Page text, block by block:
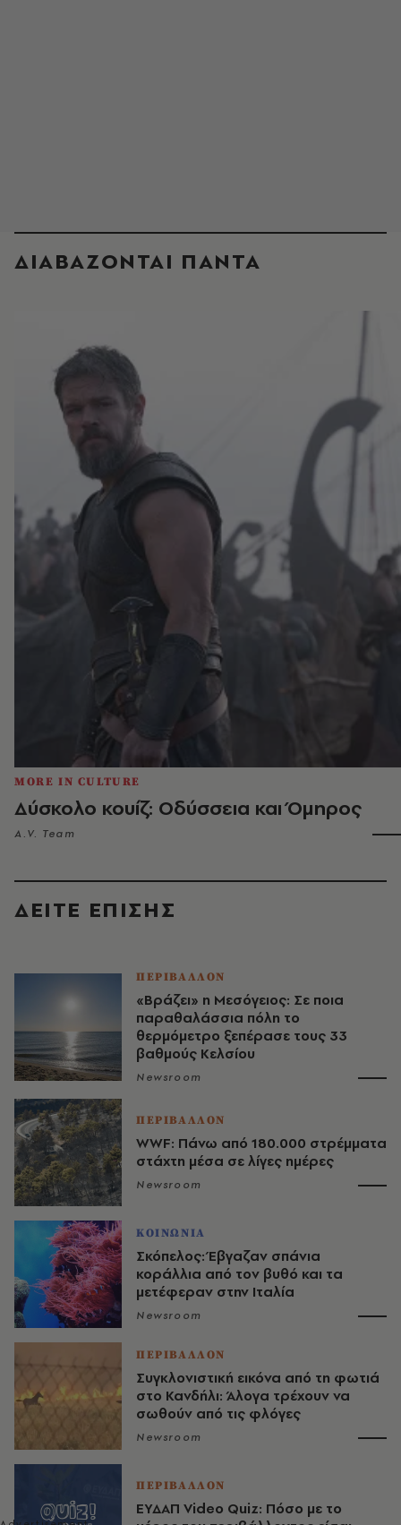
ΔΙΑΒΑΖΟΝΤΑΙ ΠΑΝΤΑ
MORE IN CULTURE
Δύσκολο κουίζ: Οδύσσεια και Όμηρος
A.V. Team
ΔΕΙΤΕ ΕΠΙΣΗΣ
ΠΕΡΙΒΑΛΛΟΝ
«Βράζει» η Μεσόγειος: Σε ποια
παραθαλάσσια πόλη το
θερμόμετρο ξεπέρασε τους 33
βαθμούς Κελσίου
Newsroom
ΠΕΡΙΒΑΛΛΟΝ
WWF: Πάνω από 180.000 στρέμματα
στάχτη μέσα σε λίγες ημέρες
Newsroom
ΚΟΙΝΩΝΙΑ
Σκόπελος: Έβγαζαν σπάνια
κοράλλια από τον βυθό και τα
μετέφεραν στην Ιταλία
Newsroom
ΠΕΡΙΒΑΛΛΟΝ
Συγκλονιστική εικόνα από τη φωτιά
στο Κανδήλι: Άλογα τρέχουν να
σωθούν από τις φλόγες
Newsroom
ΠΕΡΙΒΑΛΛΟΝ
ΕΥΔΑΠ Video Quiz: Πόσο με το